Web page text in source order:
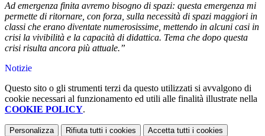
Ad emergenza finita avremo bisogno di spazi: questa emergenza mi
permette di ritornare, con forza, sulla necessità di spazi maggiori in
classi che erano diventate numerosissime, mettendo in alcuni casi in
crisi la vivibilità e la capacità di didattica. Tema che dopo questa
crisi risulta ancora più attuale.”
Notizie
Questo sito o gli strumenti terzi da questo utilizzati si avvalgono di
cookie necessari al funzionamento ed utili alle finalità illustrate nella
COOKIE POLICY.
Personalizza Rifiuta tutti i cookies Accetta tutti i cookies